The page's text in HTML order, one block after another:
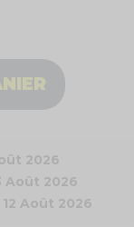
2026
Août 2026
Août 2026